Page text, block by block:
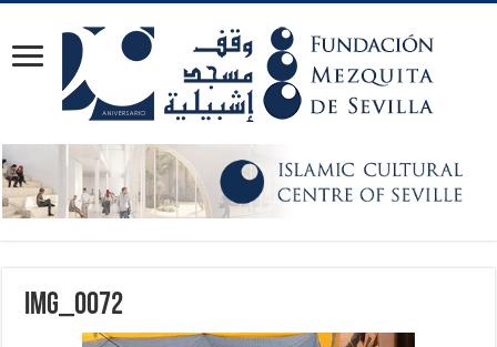
IMG_0072